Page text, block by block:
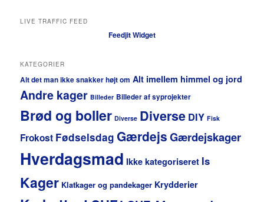
LIVE TRAFFIC FEED
Feedjit Widget
KATEGORIER
Alt det man ikke snakker højt om Alt imellem himmel og jord
Andre kager Billeder Billeder af syprojekter
Brød og boller Diverse Diverse DIY Fisk
Frokost Fødselsdag GærdejsGærdejskager
Hverdagsmad Ikke kategoriseret Is
Kager Klatkager og pandekager Krydderier